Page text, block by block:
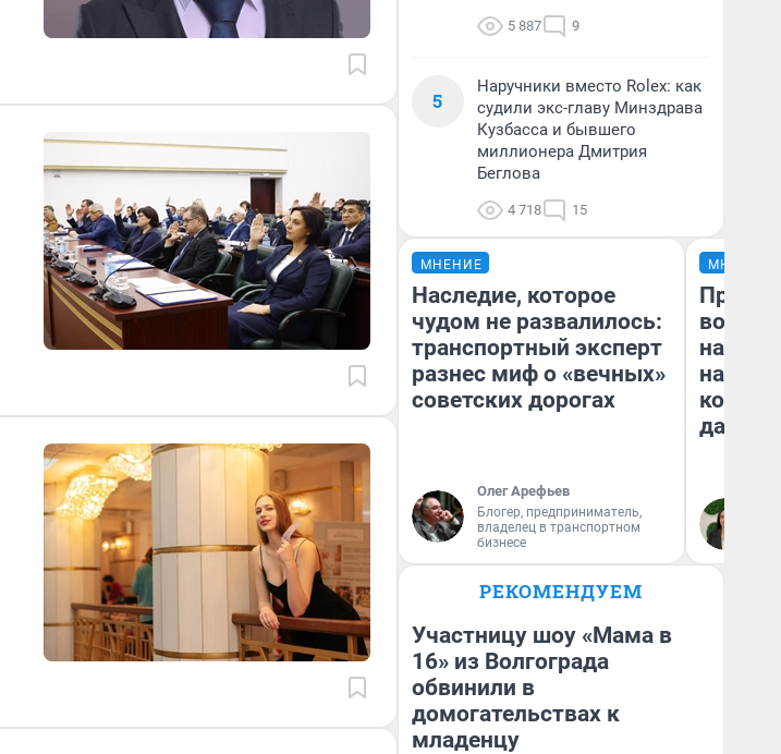
5 887 9
5
Наручники вместо Rolex: как
судили экс-главу Минздрава
Кузбасса и бывшего
миллионера Дмитрия
Беглова
4 718 15
МНЕНИЕ
Наследие, которое
чудом не развалилось:
транспортный эксперт
разнес миф о «вечных»
советских дорогах
Олег Арефьев
Блогер, предприниматель,
владелец в транспортном
бизнесе
МНЕНИЕ
нам
даже
РЕКОМЕНДУЕМ
Участницу шоу «Мама в
16» из Волгограда
обвинили в
домогательствах к
младенцу